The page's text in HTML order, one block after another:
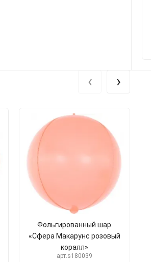
Фольгированный шар
«Сфера Макарунс розовый
коралл»
арт.s180039
‹ ›